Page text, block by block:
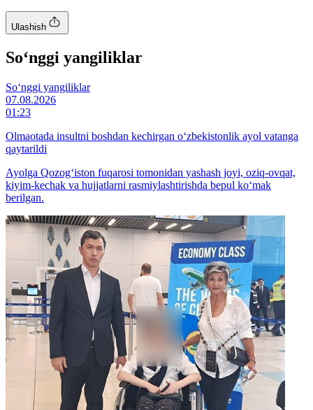
Ulashish
So‘nggi yangiliklar
So‘nggi yangiliklar
07.08.2026
01:23
Olmaotada insultni boshdan kechirgan o‘zbekistonlik ayol vatanga
qaytarildi
Ayolga Qozog‘iston fuqarosi tomonidan yashash joyi, oziq-ovqat,
kiyim-kechak va hujjatlarni rasmiylashtirishda bepul ko‘mak
berilgan.